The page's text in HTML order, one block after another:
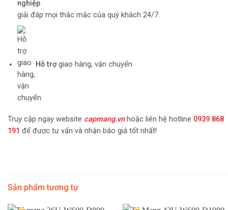
giải đáp mọi thắc mắc của quý khách 24/7.
Hỗ trợgiao hàng, vận chuyển.
Truy cập ngay website capmang.vnhoặc liên hệ hotline 0939 868
191 để được tư vấn và nhận báo giá tốt nhất!
Sản phẩm tương tự